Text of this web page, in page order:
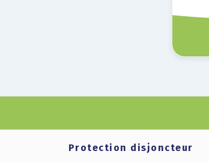
Protection disjoncteur